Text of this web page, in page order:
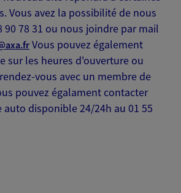
Vous avez la possibilité de nous
90 78 31 ou nous joindre par mail
Vous pouvez également
sur les heures d'ouverture ou
vous avec un membre de
pouvez égalament contacter
auto disponible 24/24h au 01 55